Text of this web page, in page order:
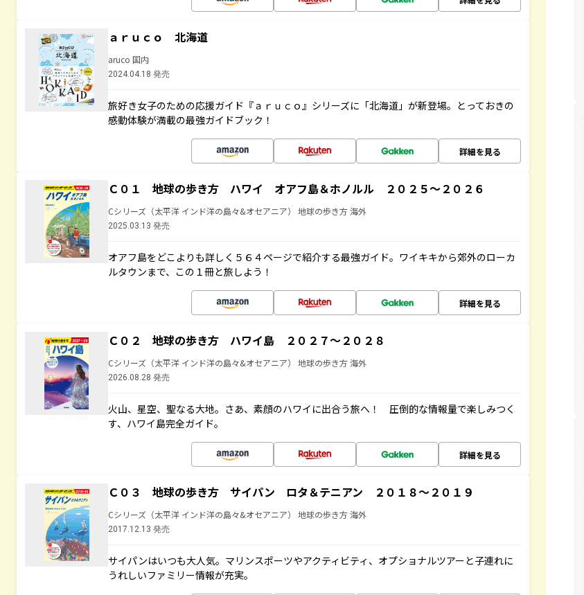
ａｒｕｃｏ 北海道
aruco 国内
2024.04.18 発売
旅好き女子のための応援ガイド『ａｒｕｃｏ』シリーズに「北海道」が新登場。とっておきの
感動体験が満載の最強ガイドブック！
詳細を見る
Ｃ０１ 地球の歩き方 ハワイ オアフ島＆ホノルル ２０２５～２０２６
Cシリーズ（太平洋 インド洋の島々&オセアニア） 地球の歩き方 海外
2025.03.13 発売
オアフ島をどこよりも詳しく５６４ページで紹介する最強ガイド。ワイキキから郊外のローカ
ルタウンまで、この１冊と旅しよう！
詳細を見る
Ｃ０２ 地球の歩き方 ハワイ島 ２０２７～２０２８
Cシリーズ（太平洋 インド洋の島々&オセアニア） 地球の歩き方 海外
2026.08.28 発売
火山、星空、聖なる大地――。さあ、素顔のハワイに出合う旅へ！ 圧倒的な情報量で楽しみつく
す、ハワイ島完全ガイド。
詳細を見る
Ｃ０３ 地球の歩き方 サイパン ロタ＆テニアン ２０１８～２０１９
Cシリーズ（太平洋 インド洋の島々&オセアニア） 地球の歩き方 海外
2017.12.13 発売
サイパンはいつも大人気。マリンスポーツやアクティビティ、オプショナルツアーと子連れに
うれしいファミリー情報が充実。